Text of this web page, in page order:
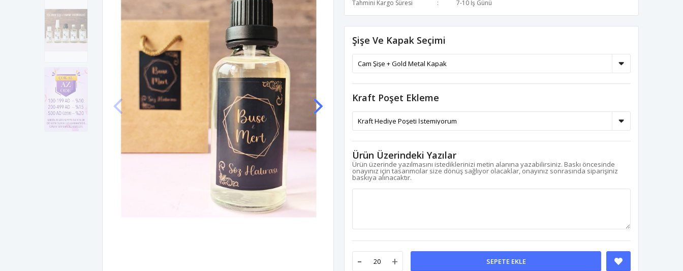
Tahmini Kargo Süresi
7-10 İş Günü
Şişe Ve Kapak Seçimi
Kraft Poşet Ekleme
Ürün Üzerindeki Yazılar
Ürün üzerinde yazılmasını istediklerinizi metin alanına yazabilirsiniz. Baskı öncesinde
onayınız için tasarımcılar size dönüş sağlıyor olacaklar, onayınız sonrasında siparişiniz
baskıya alınacaktır.
- + SEPETE EKLE